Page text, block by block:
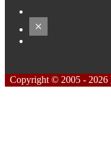
Copyright © 2005 -